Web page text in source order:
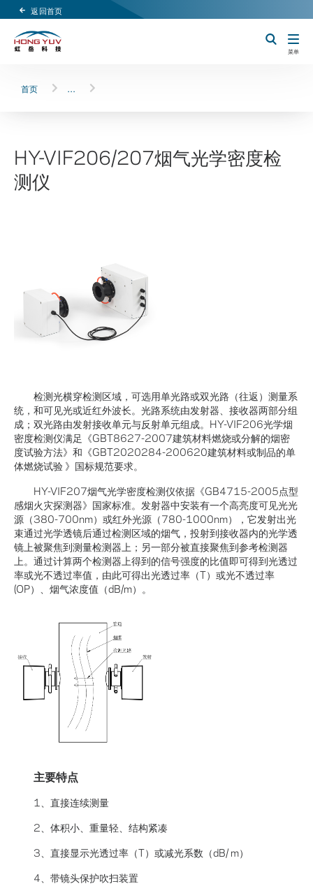
返回首页
Header Logo
切换搜索
菜单
首页 …
HY-VIF206/207烟气光学密度检
测仪
检测光横穿检测区域，可选用单光路或双光路（往返）测量系
统，和可见光或近红外波长。光路系统由发射器、接收器两部分组
成；双光路由发射接收单元与反射单元组成。HY-VIF206光学烟
密度检测仪满足《GBT8627-2007建筑材料燃烧或分解的烟密
度试验方法》和《GBT2020284-200620建筑材料或制品的单
体燃烧试验 》国标规范要求。
HY-VIF207烟气光学密度检测仪依据《GB4715-2005点型
感烟火灾探测器》国家标准。发射器中安装有一个高亮度可见光光
源（380-700nm）或红外光源（780-1000nm），它发射出光
束通过光学透镜后通过检测区域的烟气，投射到接收器内的光学透
镜上被聚焦到测量检测器上；另一部分被直接聚焦到参考检测器
上。通过计算两个检测器上得到的信号强度的比值即可得到光透过
率或光不透过率值，由此可得出光透过率（T）或光不透过率
(OP）、烟气浓度值（dB/m）。
主要特点
1、直接连续测量
2、体积小、重量轻、结构紧凑
3、直接显示光透过率（T）或减光系数（dB/ m）
4、带镜头保护吹扫装置